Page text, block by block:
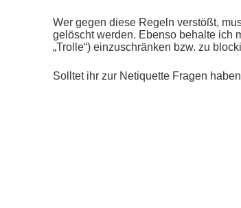
Wer gegen diese Regeln verstößt,
gelöscht werden. Ebenso behalte ich
„Trolle“) einzuschränken bzw. zu
Solltet ihr zur Netiquette Fragen